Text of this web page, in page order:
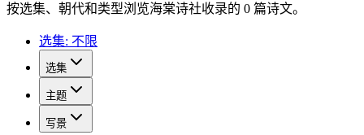
按选集、朝代和类型浏览海棠诗社收录的 0 篇诗文。
选集: 不限
选集
主题
写景